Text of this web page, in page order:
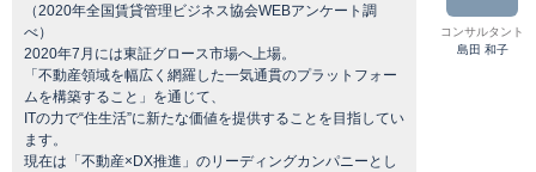
（2020年全国賃貸管理ビジネス協会WEBアンケート調
べ）
2020年7月には東証グロース市場へ上場。
「不動産領域を幅広く網羅した一気通貫のプラットフォー
ムを構築すること」を通じて、
ITの力で“住生活”に新たな価値を提供することを目指してい
ます。
現在は「不動産×DX推進」のリーディングカンパニーとし
コンサルタント
島田 和子